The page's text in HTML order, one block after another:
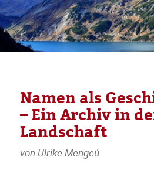
Namen als
– Ein Archiv in
Landschaft
von Ulrike Mengeú